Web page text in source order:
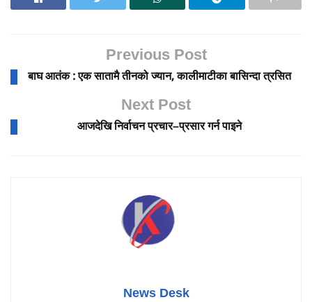
Previous Post
बाघ आतंक : एक सातामै तीनको ज्यान, कालीमाटीका बासिन्दा त्रसित
Next Post
आजदेखि निर्वाचन प्रचार–प्रसार गर्न पाइने
News Desk